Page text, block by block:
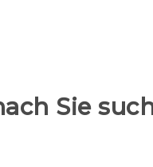
Sie